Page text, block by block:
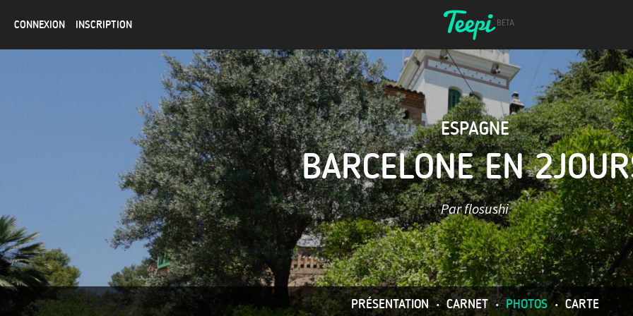
CONNEXION INSCRIPTION
ESPAGNE
BARCELONE EN
Par flosushi
PRÉSENTATION • CARNET • PHOTOS • CARTE